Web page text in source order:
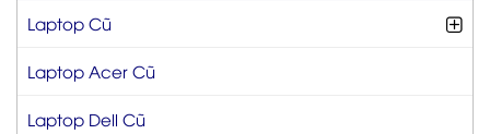
Laptop Cũ
Laptop Acer Cũ
Laptop Dell Cũ